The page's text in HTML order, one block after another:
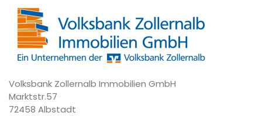
Volksbank Zollernalb Immobilien GmbH
Marktstr.57
72458 Albstadt